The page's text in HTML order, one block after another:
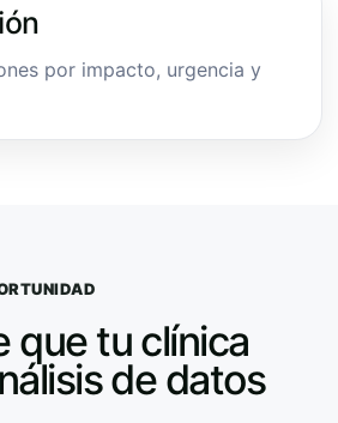
por impacto, urgencia y
que tu clínica
de datos